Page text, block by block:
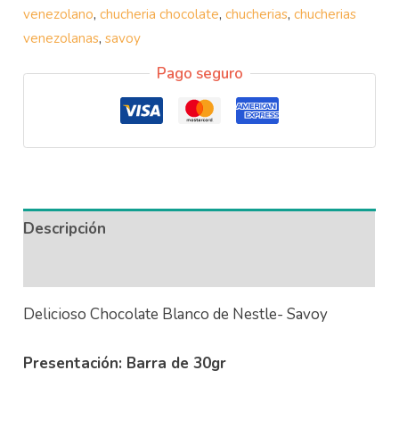
venezolano,chucheria chocolate,chucherias,chucherias
venezolanas,savoy
Pago seguro
Descripción
Delicioso Chocolate Blanco de Nestle- Savoy
Presentación: Barra de 30gr